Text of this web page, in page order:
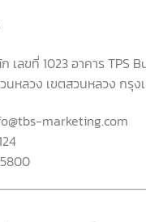
เลขที่ 1023อาคารTPS
หลวง เขตสวนหลวง กรุ
marketing.com